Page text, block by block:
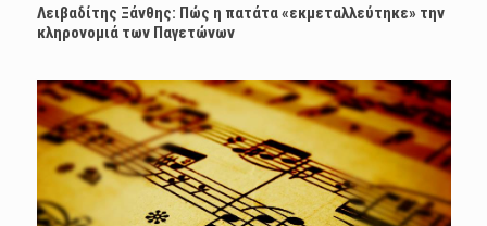
Λειβαδίτης Ξάνθης: Πώς η πατάτα «εκμεταλλεύτηκε» την
κληρονομιά των Παγετώνων